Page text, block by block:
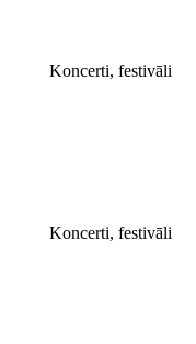
Koncerti, festivāli
Koncerti, festivāli